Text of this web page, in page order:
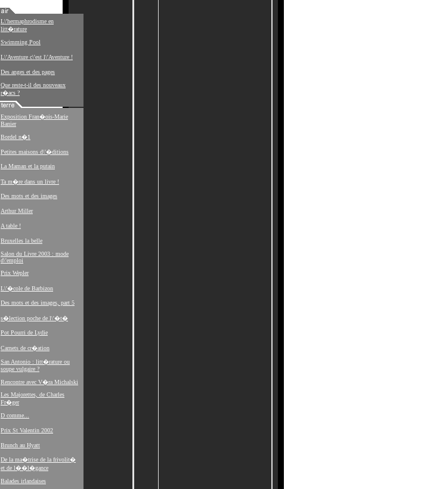
L\'hermaphrodisme en
litt�rature
Swimming Pool
L\'Aventure c\'est l\'Aventure !
Des anges et des pages
Que reste-t-il des nouveaux
r�acs ?
Exposition Fran�ois-Marie
Banier
Bordel n�1
Petites maisons d\'�ditions
La Maman et la putain
Ta m�re dans un livre !
Des mots et des images
Arthur Miller
A table !
Bruxelles la belle
Salon du Livre 2003 : mode
d\'emploi
Prix Wepler
L\'�cole de Barbizon
Des mots et des images, part 5
s�lection poche de l\'�t�
Pot Pourri de Lydie
Carnets de cr�ation
San Antonio : litt�rature ou
soupe vulgaire ?
Rencontre avec V�ra Michalski
Les Majorettes, de Charles
Fr�ger
D comme...
Prix St Valentin 2002
Brunch au Hyatt
De la ma�trise de la frivolit�
et de l��l�gance
Balades irlandaises